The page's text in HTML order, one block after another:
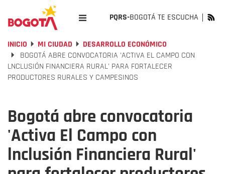
PQRS-BOGOTÁ TE ESCUCHA
INICIO MI CIUDAD
DESARROLLO ECONÓMICO
BOGOTÁ ABRE CONVOCATORIA 'ACTIVA EL CAMPO CON
LNCLUSIÓN FINANCIERA RURAL' PARA FORTALECER
PRODUCTORES RURALES Y CAMPESINOS
Bogotá abre convocatoria
'Activa El Campo con
lnclusión Financiera Rural'